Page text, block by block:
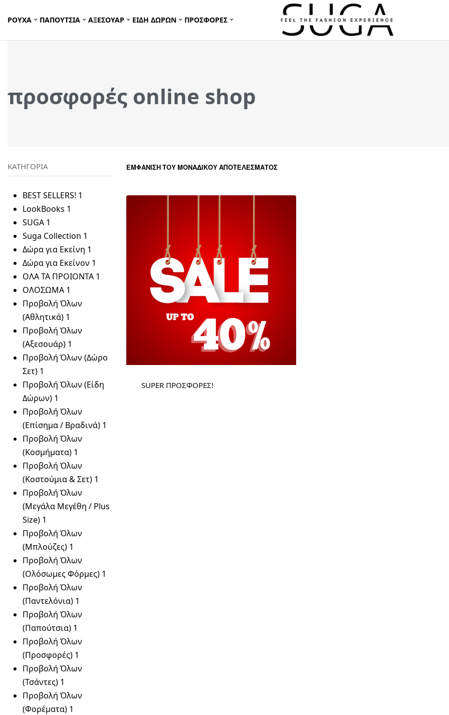
ΡΟΥΧΑ ΠΑΠΟΥΤΣΙΑ ΑΞΕΣΟΥΑΡ ΕΙΔΗ ΔΩΡΩΝ ΠΡΟΣΦΟΡΕΣ
προσφορές online shop
ΚΑΤΗΓΟΡΙΑ
BEST SELLERS! 1
LookBooks 1
SUGA 1
Suga Collection 1
Δώρα για Εκείνη 1
Δώρα για Εκείνον 1
ΟΛΑ ΤΑ ΠΡΟΙΟΝΤΑ 1
ΟΛΟΣΩΜΑ 1
Προβολή Όλων
(Αθλητικά) 1
Προβολή Όλων
(Αξεσουάρ) 1
Προβολή Όλων (Δώρο
Σετ) 1
Προβολή Όλων (Είδη
Δώρων) 1
Προβολή Όλων
(Επίσημα / Βραδινά) 1
Προβολή Όλων
(Κοσμήματα) 1
Προβολή Όλων
(Κοστούμια & Σετ) 1
Προβολή Όλων
(Μεγάλα Μεγέθη / Plus
Size) 1
Προβολή Όλων
(Μπλούζες) 1
Προβολή Όλων
(Ολόσωμες Φόρμες) 1
Προβολή Όλων
(Παντελόνια) 1
Προβολή Όλων
(Παπούτσια) 1
Προβολή Όλων
(Προσφορές) 1
Προβολή Όλων
(Τσάντες) 1
Προβολή Όλων
(Φορέματα) 1
ΕΜΦΆΝΙΣΗ ΤΟΥ ΜΟΝΑΔΙΚΟΎ ΑΠΟΤΕΛΈΣΜΑΤΟΣ
SUPER ΠΡΟΣΦΟΡΕΣ!